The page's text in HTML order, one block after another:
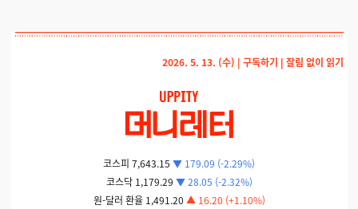
2026. 5. 13. (수) | 구독하기 | 잘림 없이 읽기
코스피 7,643.15 ▼ 179.09 (-2.29%)
코스닥 1,179.29 ▼ 28.05 (-2.32%)
원-달러 환율 1,491.20 ▲ 16.20 (+1.10%)